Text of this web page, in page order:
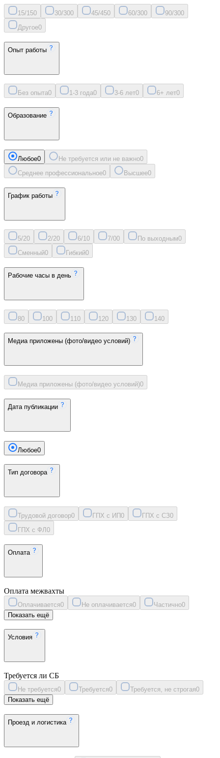
15/150 30/300 45/450 60/300 90/300
Другое0
Опыт работы
Без опыта0 1-3 года0 3-6 лет0 6+ лет0
Образование
Любое0 Не требуется или не важно0
Среднее профессиональное0 Высшее0
График работы
5/20 2/20 6/10 7/00 По выходным0
Сменный0 Гибкий0
Рабочие часы в день
80 100 11 0 120 130 140
Медиа приложены (фото/видео условий)
Медиа приложены (фото/видео условий)0
Дата публикации
Любое0
Тип договора
Трудовой договор0 ГПХ с ИП0 ГПХ с СЗ0
ГПХ с ФЛ 0
Оплата
Оплата межвахты
Оплачивается0 Не оплачивается0 Частично0
Показать ещё
Условия
Требуется ли СБ
Не требуется0 Требуется0 Требуется, не строгая0
Показать ещё
Проезд и логистика